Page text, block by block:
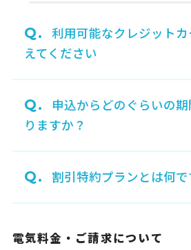
Q. 利用可能なクレジット
えてください
Q.
申込からどのぐらいの
りますか？
Q. 割引特約プランとは何で
電気料金・ご請求について